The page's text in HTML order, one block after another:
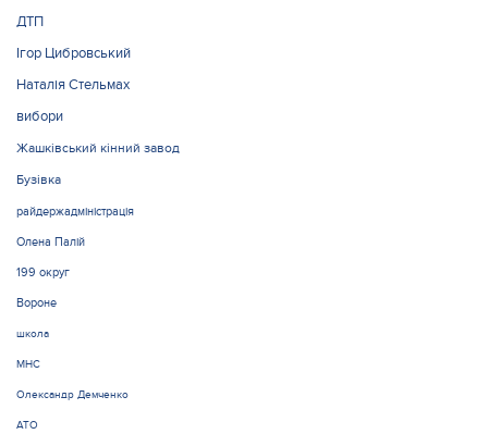
ДТП
Ігор Цибровський
Наталія Стельмах
вибори
Жашківський кінний завод
Бузівка
райдержадміністрація
Олена Палій
199 округ
Вороне
школа
МНС
Олександр Демченко
АТО